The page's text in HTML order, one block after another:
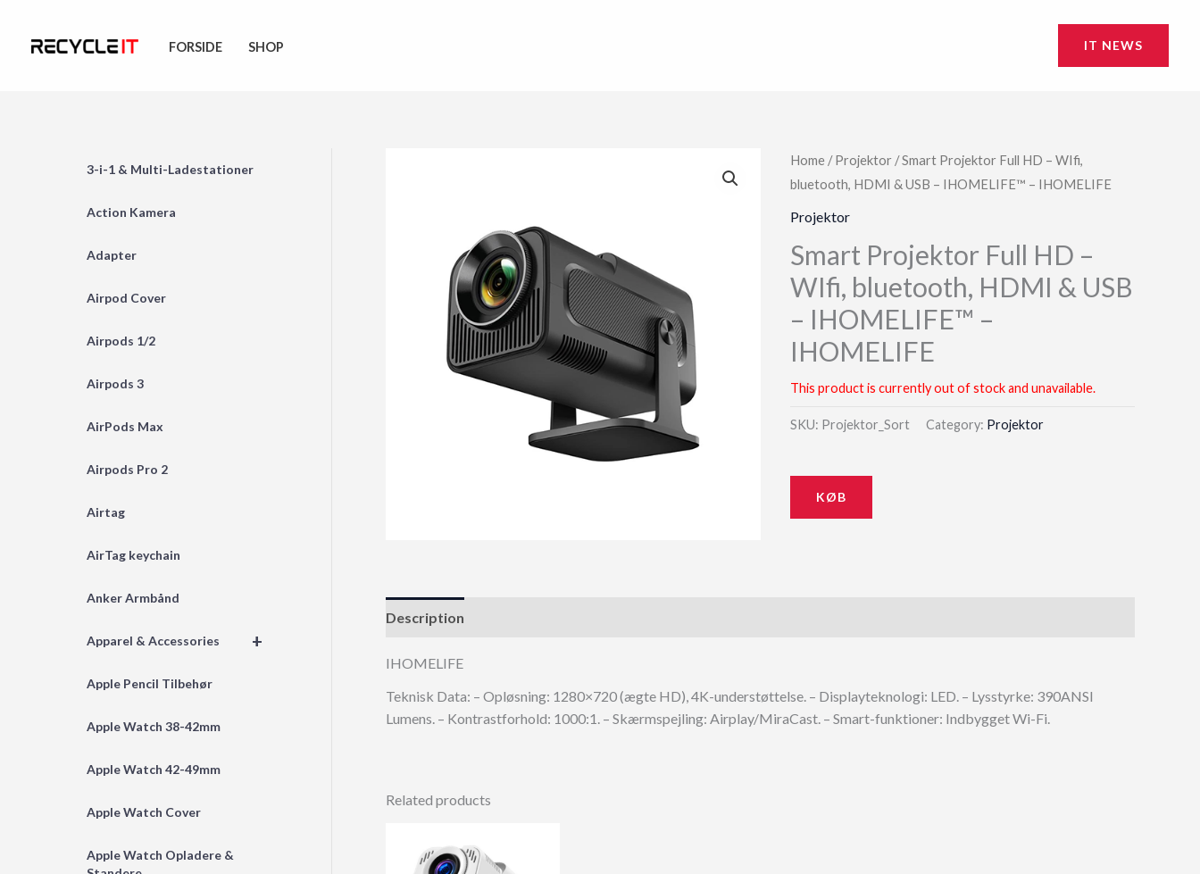
FORSIDE SHOP IT NEWS
3-i-1 & Multi-Ladestationer
Action Kamera
Adapter
Airpod Cover
Airpods 1/2
Airpods 3
AirPods Max
Airpods Pro 2
Airtag
AirTag keychain
Anker Armbånd
+
Apparel & Accessories
Apple Pencil Tilbehør
Apple Watch 38-42mm
Apple Watch 42-49mm
Apple Watch Cover
Apple Watch Opladere &
Home /Projektor / Smart Projektor Full HD – WIfi,
bluetooth, HDMI & USB – IHOMELIFE™ – IHOMELIFE
Projektor
Smart Projektor Full HD –
WIfi, bluetooth, HDMI & USB
– IHOMELIFE™ –
IHOMELIFE
This product is currently out of stock and unavailable.
SKU: Projektor_Sort Category: Projektor
KØB
Description
IHOMELIFE
Teknisk Data: – Opløsning: 1280×720 (ægte HD), 4K-understøttelse. – Displayteknologi: LED. – Lysstyrke: 390ANSI
Lumens. – Kontrastforhold: 1000:1. – Skærmspejling: Airplay/MiraCast. – Smart-funktioner: Indbygget Wi-Fi.
Related products